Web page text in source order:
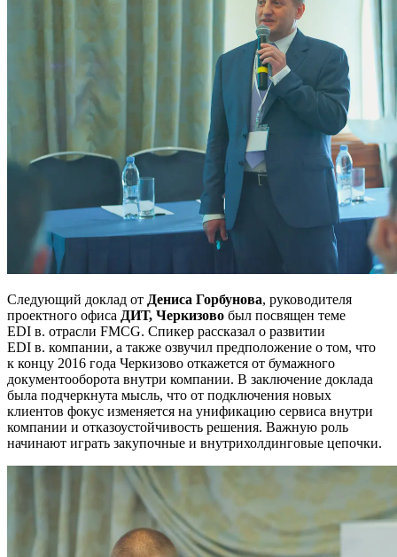
Следующий доклад от Дениса Горбунова, руководителя
проектного офиса ДИТ, Черкизово был посвящен теме
EDI в. отрасли FMCG. Спикер рассказал о развитии
EDI в. компании, а также озвучил предположение о том, что
к концу 2016 года Черкизово откажется от бумажного
документооборота внутри компании. В заключение доклада
была подчеркнута мысль, что от подключения новых
клиентов фокус изменяется на унификацию сервиса внутри
компании и отказоустойчивость решения. Важную роль
начинают играть закупочные и внутрихолдинговые цепочки.